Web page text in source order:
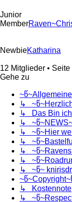
Junior
Member
NewbieKatharina
12 Mitglieder • Seite
Gehe zu
↳
↳ Das Bin
↳
↳ ~წ~Hier
↳
↳ ~წ~Ravens
↳
↳ ~წ~
↳ Kostennote
↳